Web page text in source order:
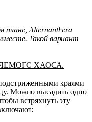
плане, Alternanthera
Такой вариант
ХАОСА.
краями
Можно высадить одно
встряхнуть эту